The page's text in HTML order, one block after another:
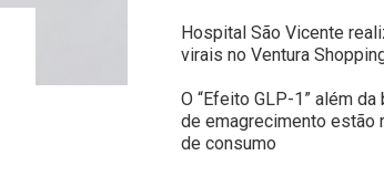
Hospital São Vicente
virais no Ventura
O “Efeito GLP-1” além
de emagrecimento estão
de consumo